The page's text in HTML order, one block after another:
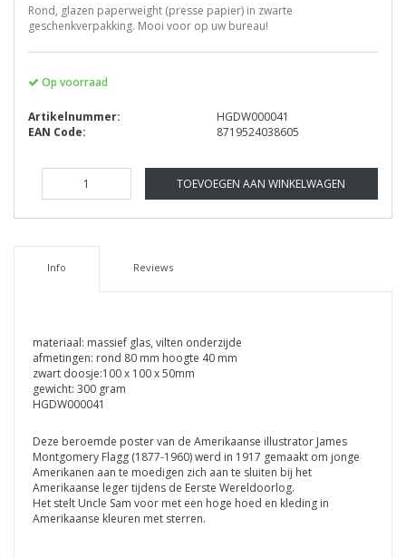
Rond, glazen paperweight (presse papier) in zwarte
geschenkverpakking. Mooi voor op uw bureau!
Op voorraad
Artikelnummer:
HGDW000041
EAN Code:
8719524038605
TOEVOEGEN AAN WINKELWAGEN
Info Reviews
materiaal: massief glas, vilten onderzijde
afmetingen: rond 80 mm hoogte 40 mm
zwart doosje:100 x 100 x 50mm
gewicht: 300 gram
HGDW000041
Deze beroemde poster van de Amerikaanse illustrator James
Montgomery Flagg (1877-1960) werd in 1917 gemaakt om jonge
Amerikanen aan te moedigen zich aan te sluiten bij het
Amerikaanse leger tijdens de Eerste Wereldoorlog.
Het stelt Uncle Sam voor met een hoge hoed en kleding in
Amerikaanse kleuren met sterren.